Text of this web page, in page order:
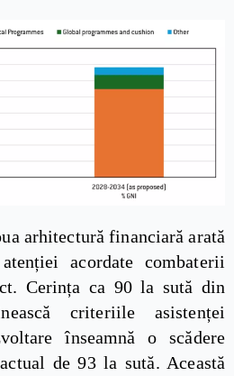
arhitectură financiară arată
acordate combaterii
Cerința ca 90 la sută din
criteriile asistenței
înseamnă o scădere
de 93 la sută. Această